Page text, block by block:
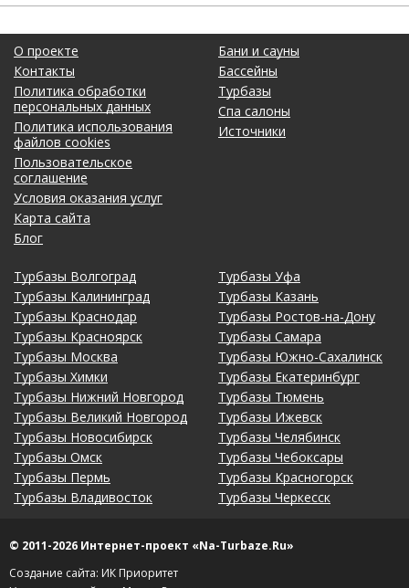
О проекте
Контакты
Политика обработки
персональных данных
Политика использования
файлов cookies
Пользовательское
соглашение
Условия оказания услуг
Карта сайта
Блог
Бани и сауны
Бассейны
Турбазы
Спа салоны
Источники
Турбазы Волгоград
Турбазы Калининград
Турбазы Краснодар
Турбазы Красноярск
Турбазы Москва
Турбазы Химки
Турбазы Нижний Новгород
Турбазы Великий Новгород
Турбазы Новосибирск
Турбазы Омск
Турбазы Пермь
Турбазы Владивосток
Турбазы Уфа
Турбазы Казань
Турбазы Ростов-на-Дону
Турбазы Самара
Турбазы Южно-Сахалинск
Турбазы Екатеринбург
Турбазы Тюмень
Турбазы Ижевск
Турбазы Челябинск
Турбазы Чебоксары
Турбазы Красногорск
Турбазы Черкесск
© 2011-2026 Интернет-проект «Na-Turbaze.Ru»
Создание сайта: ИК Приоритет